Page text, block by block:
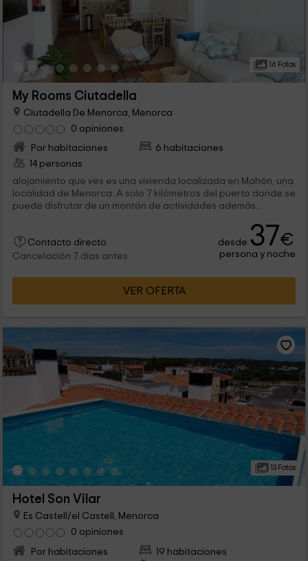
16 Fotos
My Rooms Ciutadella
Ciutadella De Menorca, Menorca
0 opiniones
Por habitaciones
6 habitaciones
14 personas
alojamiento que ves es una vivienda localizada en Mahón, una
localidad de Menorca. A solo 7 kilómetros del puerto donde se
puede disfrutar de un montón de actividades además...
Contacto directo
Cancelación 7 días antes
desde 37€
persona y noche
VER OFERTA
13 Fotos
Hotel Son Vilar
Es Castell/el Castell, Menorca
0 opiniones
Por habitaciones
19 habitaciones